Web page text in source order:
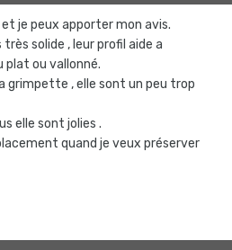
et je peux apporter mon avis.
solide , leur profil aide a
plat ou vallonné.
grimpette , elle sont un peu trop
elle sont jolies .
quand je veux préserver